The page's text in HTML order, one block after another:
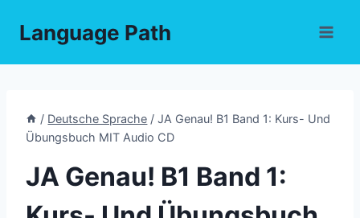
Language Path
/ Deutsche Sprache / JA Genau! B1 Band 1: Kurs- Und
Übungsbuch MIT Audio CD
JA Genau! B1 Band 1: